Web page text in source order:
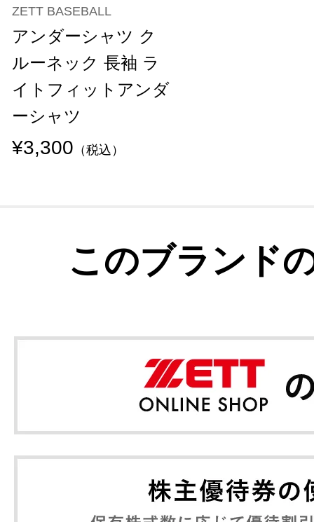
ZETT BASEBALL
アンダーシャツ ク
ルーネック 長袖 ラ
イトフィットアンダ
ーシャツ
¥3,300 （税込）
このブランド